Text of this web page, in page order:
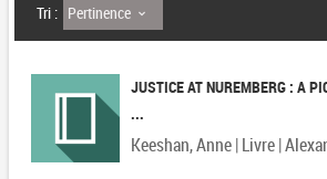
Tri : Pertinence
JUSTICE AT NUREMBERG : A
...
Keeshan, Anne | Livre |